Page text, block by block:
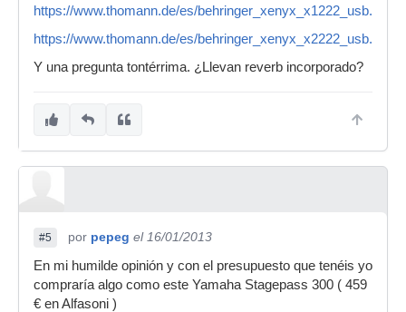
https://www.thomann.de/es/behringer_xenyx_x1222_usb.htm
https://www.thomann.de/es/behringer_xenyx_x2222_usb.htm
Y una pregunta tontérrima. ¿Llevan reverb incorporado?
#5 por pepeg el 16/01/2013
En mi humilde opinión y con el presupuesto que tenéis yo
compraría algo como este Yamaha Stagepass 300 ( 459
€ en Alfasoni )